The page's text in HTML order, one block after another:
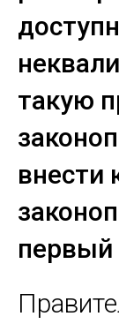
такую
внести